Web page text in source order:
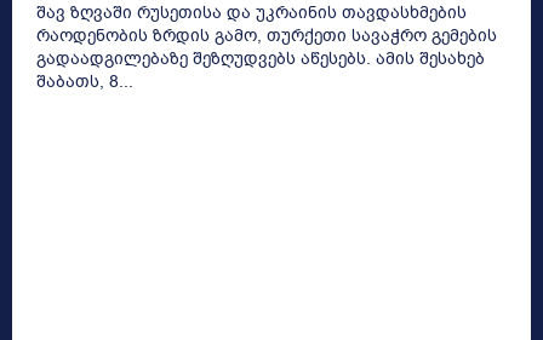
შავ ზღვაში რუსეთისა და უკრაინის თავდასხმების
რაოდენობის ზრდის გამო, თურქეთი სავაჭრო გემების
გადაადგილებაზე შეზღუდვებს აწესებს. ამის შესახებ
შაბათს, 8...